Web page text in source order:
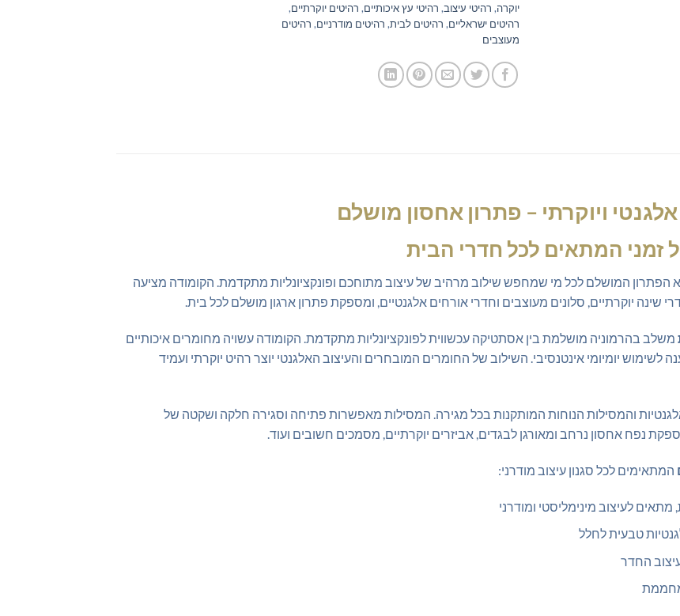
יוקרה, רהיטי עיצוב, רהיטי עץ איכותיים, רהיטים יוקרתיים,
רהיטים ישראליים, רהיטים לבית, רהיטים מודרניים, רהיטים
מעוצבים
ויוקרתי – פתרון אחסון מושלם
זמני המתאים לכל חדרי הבית
הפתרון המושלם לכל מי שמחפש שילוב מרהיב של עיצוב מתוחכם ופונקציונליות מתקדמת. הקומודה מציעה
משלב בהרמוניה מושלמת בין אסתטיקה עכשווית לפונקציונליות מתקדמת. הקומודה עשויה מחומרים איכותיים
יומיומי אינטנסיבי. השילוב של החומרים המובחרים והעיצוב האלגנטי יוצר רהיט יוקרתי ועמיד
והמסילות הנוחות המותקנות בכל מגירה. המסילות מאפשרות פתיחה וסגירה חלקה ושקטה של
נפח אחסון נרחב ומאורגן לבגדים, אביזרים יוקרתיים, מסמכים חשובים ועוד.
המתאימים לכל סגנון עיצוב מודרני:
מתאים לעיצוב מינימליסטי ומודרני
טבעית לחלל
החדר